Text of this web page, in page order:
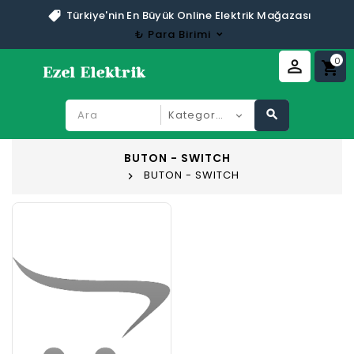
Türkiye'nin En Büyük Online Elektrik Mağazası
₺ Para Birimi
search
perm_identity shopping_cart
0
BUTON - SWITCH
BUTON - SWITCH